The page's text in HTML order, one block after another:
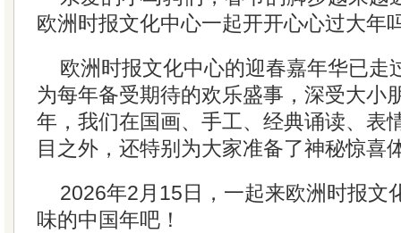
欧洲时报文化中心一起开开心心过大年
欧洲时报文化中心的迎春嘉年华已走
为每年备受期待的欢乐盛事，深受大小
年，我们在国画、手工、经典诵读、表
目之外，还特别为大家准备了神秘惊喜
2026年2月15日，一起来欧洲时报文
味的中国年吧！